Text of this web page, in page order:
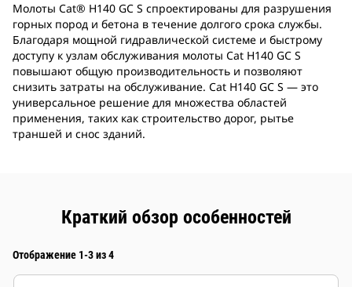
Молоты Cat® H140 GC S спроектированы для разрушения
горных пород и бетона в течение долгого срока службы.
Благодаря мощной гидравлической системе и быстрому
доступу к узлам обслуживания молоты Cat H140 GC S
повышают общую производительность и позволяют
снизить затраты на обслуживание. Cat H140 GC S — это
универсальное решение для множества областей
применения, таких как строительство дорог, рытье
траншей и снос зданий.
Краткий обзор особенностей
Отображение 1-3 из 4